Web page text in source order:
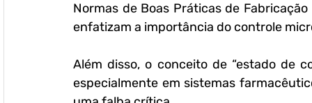
Normas de Boas Práticas de
enfatizam a importância do controle
Além disso, o conceito de “estado de
especialmente em sistemas